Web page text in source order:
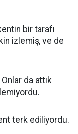
bir tarafı
izlemiş, ve de
da attık
terk ediliyordu.